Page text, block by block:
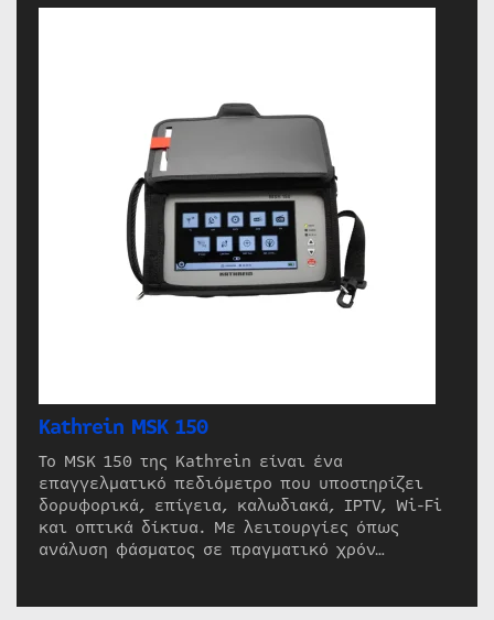
Kathrein MSK 150
Το MSK 150 της Kathrein είναι ένα
επαγγελματικό πεδιόμετρο που υποστηρίζει
δορυφορικά, επίγεια, καλωδιακά, IPTV, Wi-Fi
και οπτικά δίκτυα. Με λειτουργίες όπως
ανάλυση φάσματος σε πραγματικό χρόν…